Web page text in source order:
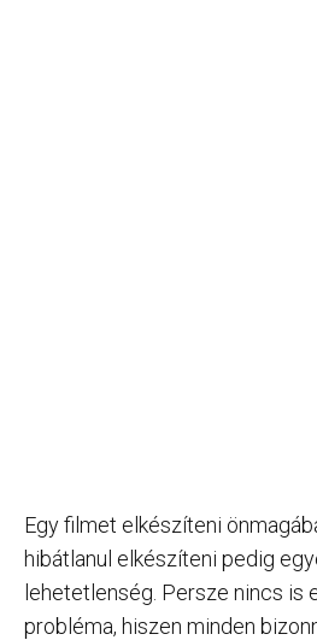
Egy filmet elkészíteni
hibátlanul elkészíteni pedig
lehetetlenség. Persze nincs is
probléma, hiszen minden